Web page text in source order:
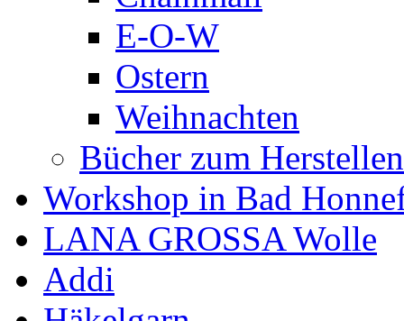
E-O-W
Ostern
Weihnachten
Bücher zum
Workshop in Bad
LANA GROSSA Wolle
Addi